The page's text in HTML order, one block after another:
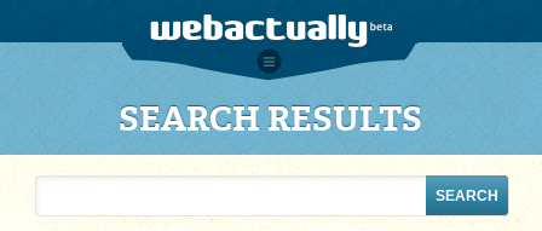
SEARCH RESULTS